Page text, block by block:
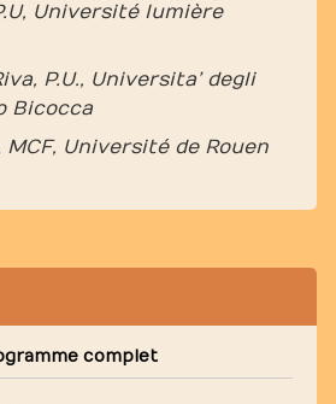
Université lumière
P.U., Universita’ degli
Bicocca
MCF, Université de Rouen
complet